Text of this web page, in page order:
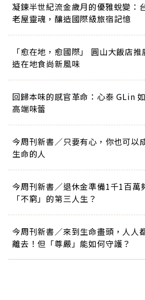
凝鍊半世紀流金歲月的優雅蛻變：
老屋靈魂，釀造國際級旅宿記憶
「愈在地，愈國際」 圓山大飯店
造在地食尚新風味
回歸本味的感官革命：心泰 GLin
高端味蕾
今周刊新書／只要有心，你也可以
生命的人
今周刊新書／退休金準備1千1百萬
「不窮」的第三人生？
今周刊新書／來到生命盡頭，人人
離去！但「尊嚴」能如何守護？